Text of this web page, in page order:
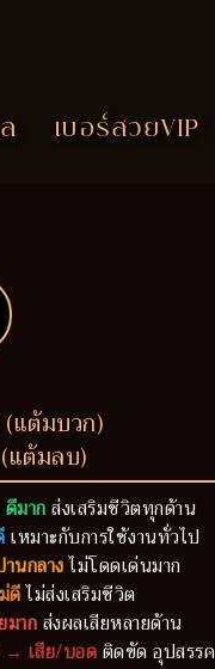
เบอร์สวยVIP
แต้มบวก)
(แต้มลบ)
มากส่งเสริมชีวิตทุกด้าน
เหมาะกับการใช้งานทั่วไป
นกลางไม่โดดเด่นมาก
ดีไม่ส่งเสริมชีวิต
มากส่งผลเสียหลายด้าน
เสีย/บอดติดขัด อุปสรรค